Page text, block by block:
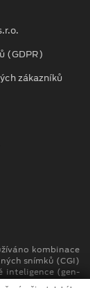
(GDPR)
zákazníků
kombinace
snímků (CGI)
inteligence (gen-